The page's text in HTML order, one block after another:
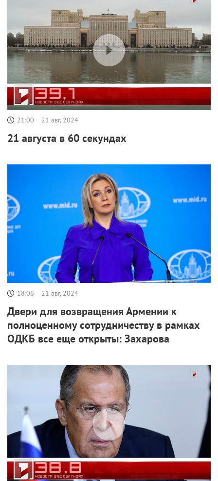
21:00 21 авг, 2024
21 августа в 60 секундах
18:06 21 авг, 2024
Двери для возвращения Армении к
полноценному сотрудничеству в рамках
ОДКБ все еще открыты: Захарова